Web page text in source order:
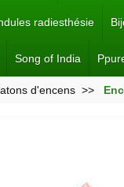
radiesthésie
Song of India
d'encens